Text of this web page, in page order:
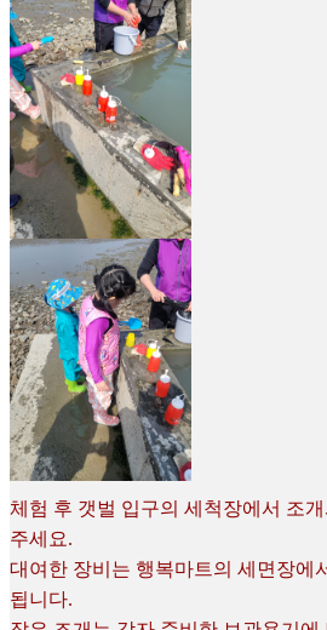
체험 후 갯벌 입구의 세척장에서 조
주세요.
대여한 장비는 행복마트의 세면장에
됩니다.